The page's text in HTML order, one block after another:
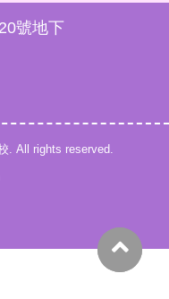
號地下
. All rights reserved.